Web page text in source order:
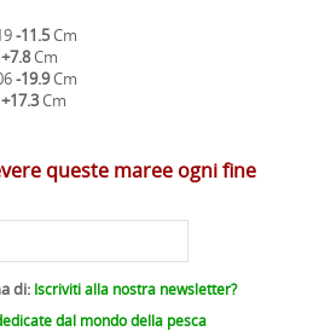
-11.5Cm
+7.8Cm
-19.9Cm
+17.3Cm
queste maree ogni fine
di: Iscriviti alla nostra newsletter?
dal mondo della pesca